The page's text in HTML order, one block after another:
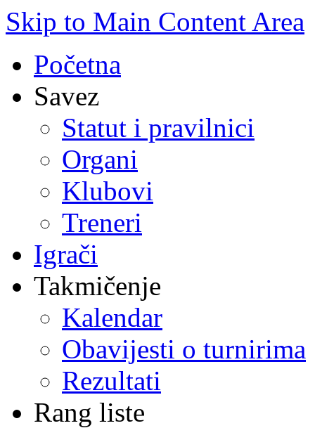
Skip to Main Content Area
Početna
Savez
Statut i pravilnici
Organi
Klubovi
Treneri
Igrači
Takmičenje
Kalendar
Obavijesti o turnirima
Rezultati
Rang liste